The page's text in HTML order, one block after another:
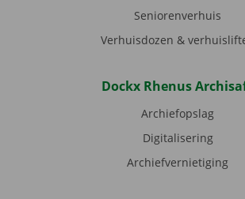
Seniorenverhuis
Verhuisdozen &
Dockx Rhenus
Archiefopslag
Digitalisering
Archiefvernietiging